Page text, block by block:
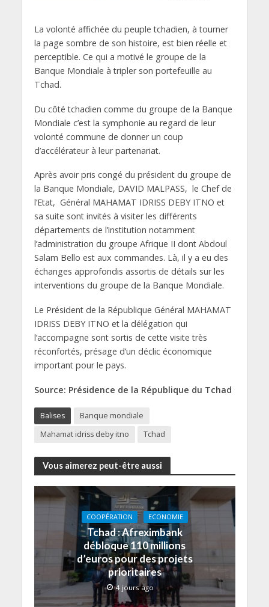
La volonté affichée du peuple tchadien, à tourner
la page sombre de son histoire, est bien réelle et
perceptible. Ce qui a motivé le groupe de la
Banque Mondiale à tripler son portefeuille au
Tchad.
Du côté tchadien comme du groupe de la Banque
Mondiale c’est la symphonie au regard de leur
volonté commune de donner un coup
d’accélérateur à leur partenariat.
Après avoir pris congé du président du groupe de
la Banque Mondiale, DAVID MALPASS, le Chef de
l’Etat, Général MAHAMAT IDRISS DEBY ITNO et
sa suite sont invités à visiter les différents
départements de l’institution notamment
l’administration du groupe Afrique II dont Abdoul
Salam Bello est aux commandes. Là, il y a eu des
échanges approfondis assortis de détails sur les
interventions du groupe de la Banque Mondiale.
Le Président de la République Général MAHAMAT
IDRISS DEBY ITNO et la délégation qui
l’accompagne sont sortis de cette visite très
réconfortés, présage d’un déclic économique
important pour le pays.
Source: Présidence de la République du Tchad
Balises
Banque mondiale
Mahamat idriss deby itno
Tchad
Vous aimerez peut-être aussi
COOPÉRATION ECONOMIE
Tchad : Afreximbank
débloque 110 millions
d’euros pour des projets
prioritaires
4 jours ago